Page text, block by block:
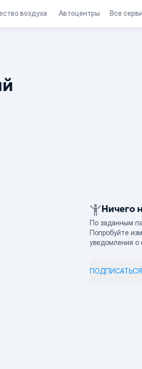
воздуха Автоцентры Все
Ничего
По заданным
Попробуйте
уведомления о